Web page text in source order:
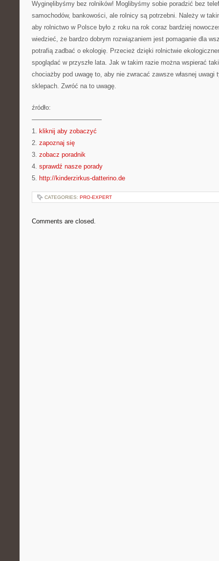
Wyginęlibyśmy bez rolników! Moglibyśmy sobie poradzić bez
samochodów, bankowości, ale rolnicy są potrzebni. Należy w
aby rolnictwo w Polsce było z roku na rok coraz bardziej
wiedzieć, że bardzo dobrym rozwiązaniem jest pomaganie dla
potrafią zadbać o ekologię. Przecież dzięki rolnictwie
spoglądać w przyszłe lata. Jak w takim razie można wspierać
chociażby pod uwagę to, aby nie zwracać zawsze własnej uwagi
sklepach. Zwróć na to uwagę.
źródło:
———————————
1. kliknij aby zobaczyć
2. zapoznaj się
3. zobacz poradnik
4. sprawdź nasze porady
5. http://kinderzirkus-datterino.de
CATEGORIES: PRO-EXPERT
Comments are closed.